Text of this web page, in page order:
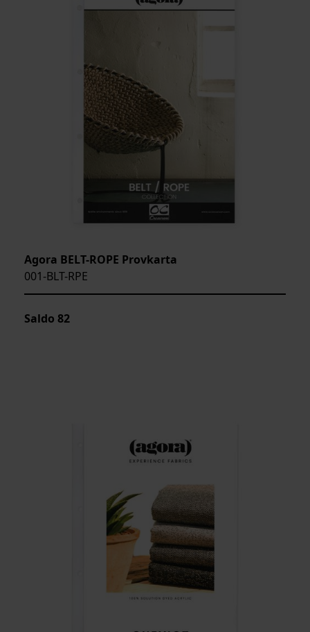
Agora BELT-ROPE Provkarta
001-BLT-RPE
Saldo 82